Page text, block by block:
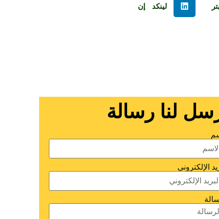
لينكد إن
لنا رسالة
الإلكتروني